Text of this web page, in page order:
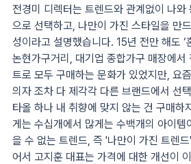
전경미 디렉터는 트렌드와 관계없이 나와
으로 선택하고, 나만이 가진 스타일을 만
성이라고 설명했습니다. 15년 전만 해도 ‘
논현가구거리, 대기업 종합가구 매장에서
트로 모두 구매하는 문화가 있었지만, 요
의자 조차 다 제각각 다른 브랜드에서 선
타올 하나 내 취향에 맞지 않는 건 구매하
게는 수십개에서 많게는 수백개의 아이템
을 수 없는 트렌드, 즉 '나만이 가진 트렌
어서 고지훈 대표는 가격에 대한 개선이